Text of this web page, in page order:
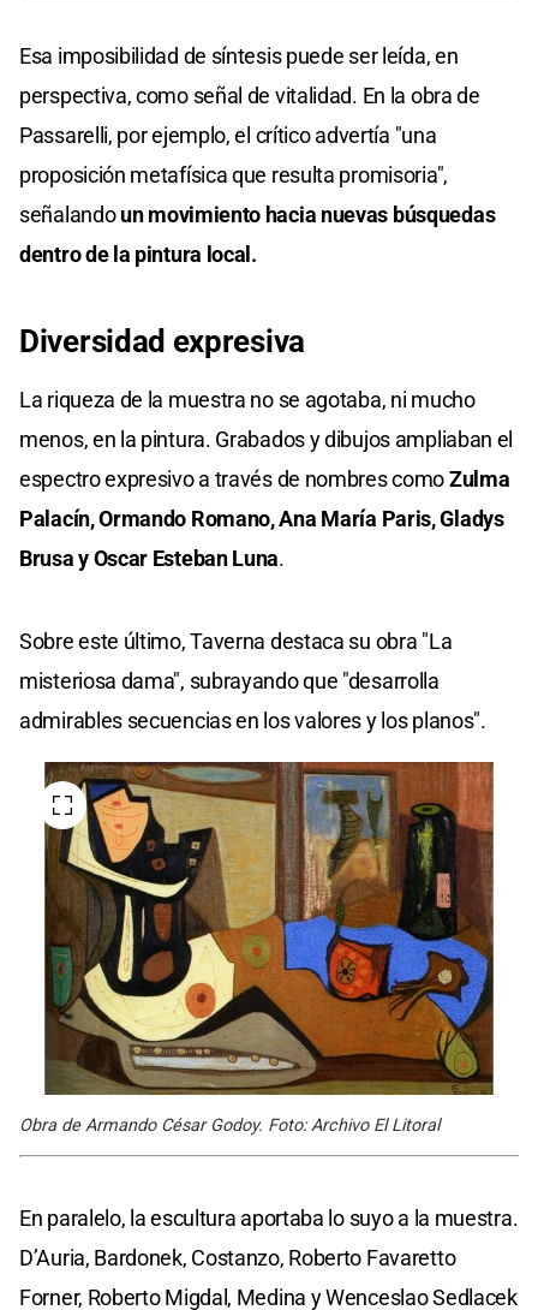
Esa imposibilidad de síntesis puede ser leída, en
perspectiva, como señal de vitalidad. En la obra de
Passarelli, por ejemplo, el crítico advertía "una
proposición metafísica que resulta promisoria",
señalandoun movimiento hacia nuevas búsquedas
dentro de la pintura local.
Diversidad expresiva
La riqueza de la muestra no se agotaba, ni mucho
menos, en la pintura. Grabados y dibujos ampliaban el
espectro expresivo a través de nombres comoZulma
Palacín, Ormando Romano, Ana María Paris, Gladys
Brusa y Oscar Esteban Luna.
Sobre este último, Taverna destaca su obra "La
misteriosa dama", subrayando que "desarrolla
admirables secuencias en los valores y los planos".
Obra de Armando César Godoy. Foto: Archivo El Litoral
En paralelo, la escultura aportaba lo suyo a la muestra.
D’Auria, Bardonek, Costanzo, Roberto Favaretto
Forner, Roberto Migdal, Medina y Wenceslao Sedlacek